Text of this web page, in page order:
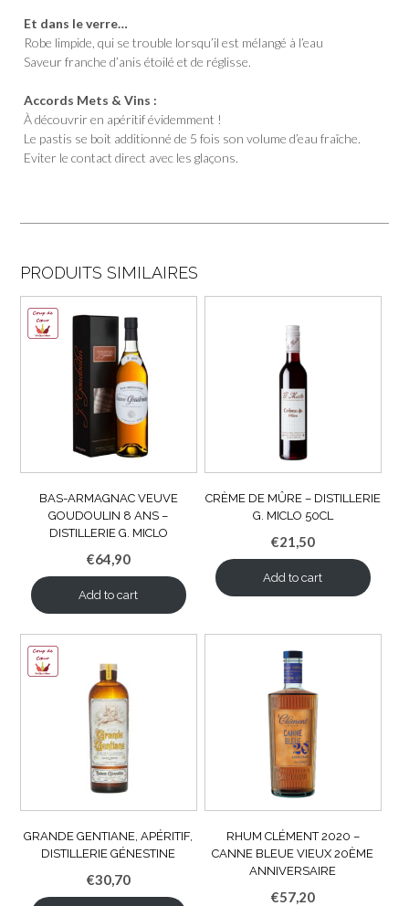
Et dans le verre…
Robe limpide, qui se trouble lorsqu’il est mélangé à l’eau
Saveur franche d’anis étoilé et de réglisse.
Accords Mets & Vins :
À découvrir en apéritif évidemment !
Le pastis se boit additionné de 5 fois son volume d’eau fraîche.
Eviter le contact direct avec les glaçons.
PRODUITS SIMILAIRES
BAS-ARMAGNAC VEUVE
GOUDOULIN 8 ANS –
DISTILLERIE G. MICLO
€64,90
Add to cart
CRÈME DE MÛRE – DISTILLERIE
G. MICLO 50CL
€21,50
Add to cart
GRANDE GENTIANE, APÉRITIF,
DISTILLERIE GÉNESTINE
€30,70
RHUM CLÉMENT 2020 –
CANNE BLEUE VIEUX 20ÈME
ANNIVERSAIRE
€57,20